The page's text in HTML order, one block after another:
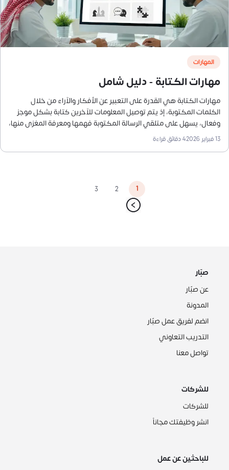
المهارات
مهارات الكتابة - دليل شامل
مهارات الكتابة هي القدرة على التعبير عن الأفكار والآراء من خلال
الكلمات المكتوبة، إذ يتم توصيل المعلومات للآخرين كتابة بشكل موجز
وفعال، يسهل على متلقي الرسالة المكتوبة فهمها ومعرفة المغزى منها،
دون استخدام الكثير من الحشو والكلمات غير المهمة.
13 فبراير 2026 4دقائق قراءة
1
2
3
صبّار
عن صبّار
المدونة
انضم لفريق عمل صبّار
التدريب التعاوني
تواصل معنا
للشركات
للشركات
انشر وظيفتك مجاناً
للباحثين عن عمل